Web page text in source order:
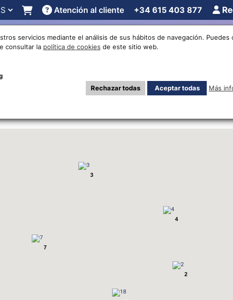
Atención al cliente +34 615 403 877
Localizaciones Trabaja con nosotros Otros
de
2
7
3
4
servicios mediante el análisis de sus hábitos de navegación. Puedes
consultar la política de cookies de este sitio web.
Rechazar todas Aceptar todas Más